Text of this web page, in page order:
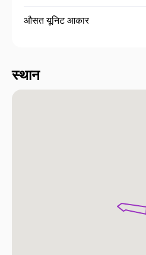
औसत यूनिट आकार
स्थान